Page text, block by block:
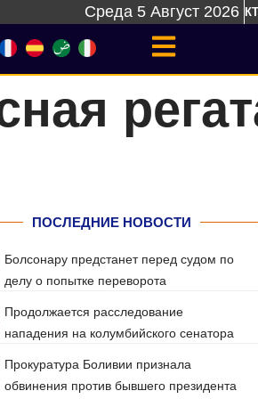
Среда 5 Август 2026
ПОСЛЕДНИЕ НОВОСТИ
Болсонару предстанет перед судом по
делу о попытке переворота
Продолжается расследование
нападения на колумбийского сенатора
Прокуратура Боливии признала
обвинения против бывшего президента